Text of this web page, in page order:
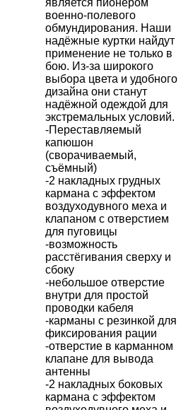
военно-полевого
обмундирования. Наши
надёжные куртки найдут
применение не только в
бою. Из-за широкого
выбора цвета и удобного
дизайна они станут
надёжной одеждой для
экстремальных условий.
-Переставляемый
капюшон
(сворачиваемый,
съёмный)
-2 накладных грудных
кармана с эффектом
воздуходувного меха и
клапаном с отверстием
для пуговицы
-возможность
расстёгивания сверху и
сбоку
-небольшое отверстие
внутри для простой
проводки кабеля
-карманы с резинкой для
фиксирования рации
-отверстие в карманном
клапане для вывода
антенны
-2 накладных боковых
кармана с эффектом